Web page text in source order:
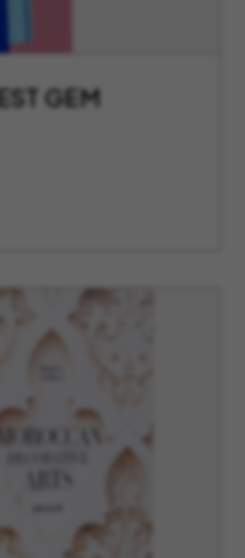
GEM